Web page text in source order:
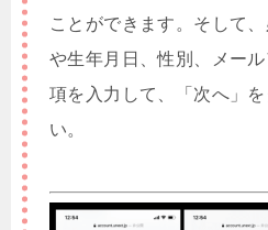
ことができます。そして
や生年月日、性別、メー
項を入力して、「次へ」
い。